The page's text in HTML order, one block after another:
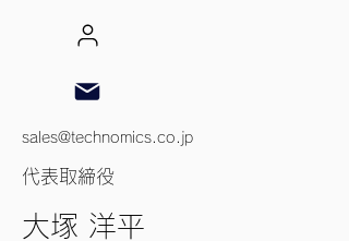
sales@technomics.co.jp
代表取締役
大塚 洋平